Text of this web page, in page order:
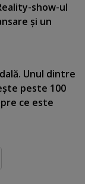
show-ul
şi un
Unul dintre
peste 100
ce este